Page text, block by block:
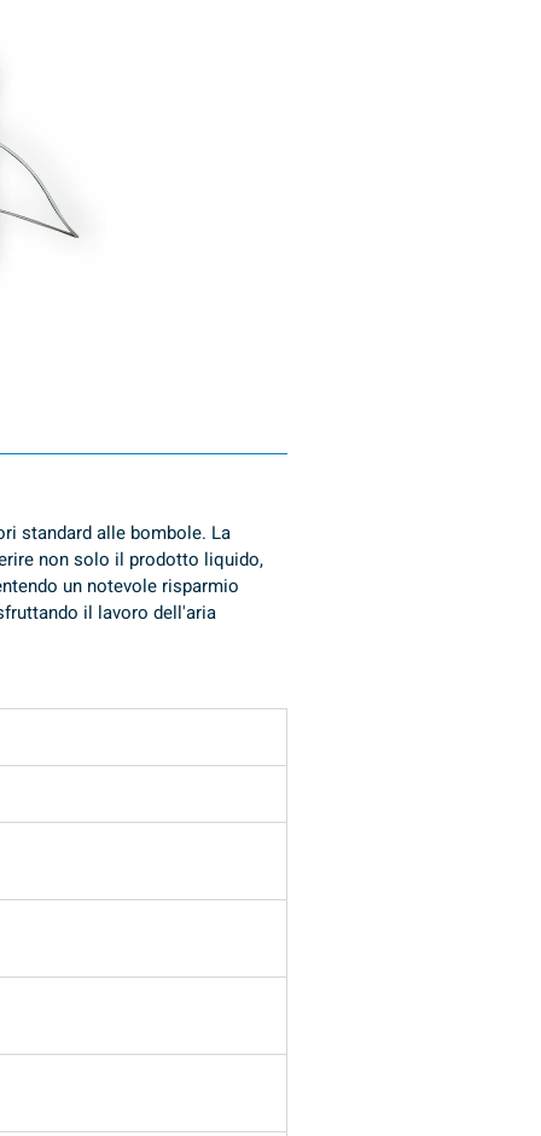
standard alle bombole. La
non solo il prodotto liquido,
un notevole risparmio
il lavoro dell'aria